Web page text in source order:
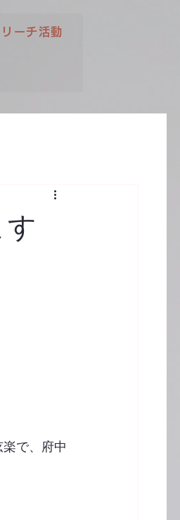
ーチ活動
で、府中